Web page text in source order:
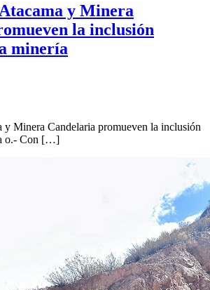
y Minera
la inclusión
minería
Minera Candelaria promueven la inclusión
o.- Con […]